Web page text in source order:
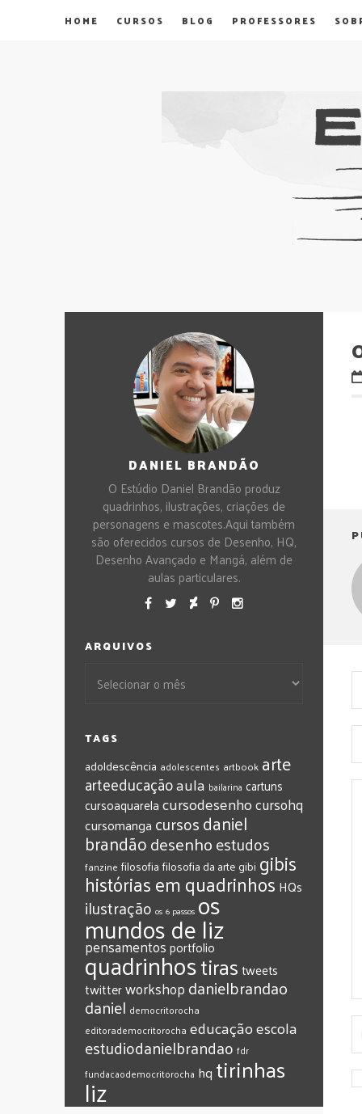
HOME CURSOS BLOG PROFESSORES
DANIEL BRANDÃO
O Estúdio Daniel Brandão produz
quadrinhos, ilustrações, criações de
personagens e mascotes.Aqui também
são oferecidos cursos de Desenho, HQ,
Desenho Avançado e Mangá, além de
aulas particulares.
ARQUIVOS
TAGS
adoldescência adolescentes artbook arte
arteeducaçãoaula bailarina cartuns
cursoaquarelacursodesenhocursohq
cursomanga cursosdaniel
brandãodesenhoestudos
fanzine filosofia filosofia da arte gibi gibis
histórias em quadrinhos HQs
ilustração os 6 passos os
mundos de liz
pensamentosportfolio
quadrinhostirastweets
twitterworkshop‎danielbrandao‬
‎daniel‬ ‎democritorocha
‎editorademocritorocha ‎educação‎escola
‎estudiodanielbrandao ‎fdr
‎fundacaodemocritorocha ‎hq ‎tirinhas
‪‎liz